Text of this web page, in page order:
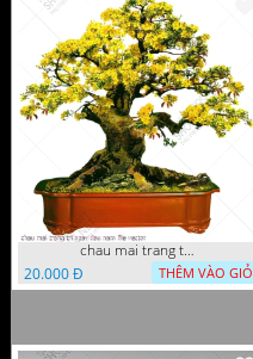
chau mai trang tri ngay dau nam file vector
20.000 Đ
THÊM VÀO GIỎ